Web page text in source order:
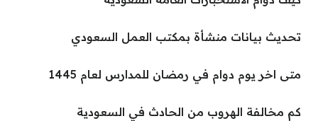
تحديث بيانات منشأة بمكتب العمل السعودي
متى اخر يوم دوام في رمضان للمدارس لعام 1445
كم مخالفة الهروب من الحادث في السعودية